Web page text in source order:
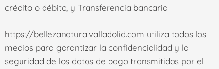
crédito o débito, y Transferencia bancaria
https://bellezanaturalvalladolid.com utiliza todos los
medios para garantizar la confidencialidad y la
seguridad de los datos de pago transmitidos por el